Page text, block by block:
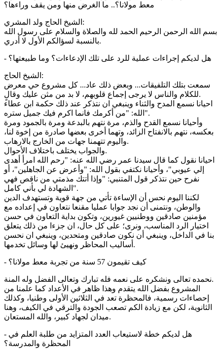
معط مولانا؟.. ما الغرض منها ومن يقف وراءها؟
الشيخ الحاج ولد المشري:
بسم الله الرحمن الرحيم الحمد لله والصلاة والسلام على رسول الله
بالنسبة لسؤالكم الأول لا أدري.
- هل لديكم إجراءات عملية للرد على تلك الإدعاءات؟ وما طبيعتها؟
الشيخ الحاج:
سمعت بتلك التلفيقات... وبعض ذلك عاد... كل مشروع حي معرض
للكلام والناس لا يرجى إجماع قلوبهم، لا بد من مثن عليك وقالٍ.
احيانا نسمع المدح والثناء وينبغي ان نتذكر عند ذلك حكمة ابن عطاء
الله: "من أكرمك فانما اكرم فيك جميل ستره".
وأحيانا نسمع القدح والذم، مرة نتهم بالبدعة ومرة بالجمود ومرة
بعكسه، نتهم بالانفتاح الزائد، وتهما أخرى بعضها صادرة من إخوة لنا،
واليوم تتهمنا جهات من الخارج بالارهاب.
والجواب يختلف باختلاف الأحوال.
احيانا نقول كما قال سيدنا عمر رضي الله عنه: "رحم الله امرأ أهدى
إلي عيوبي"، وأحيانا نكتفي بقول الله: "وأعرض عن الجاهلين"، أو
نفرح حين نتذكر قول المتنبي: "وإذا أتتك مذمتي من ناقص فهي
الشهادة لي بأني كامل".
لكننا اليوم نحس أن الإساءة تأتي من جهة قوية وتستهدف الدين
والوطن، ونتمنى أن نجد جوابا عمليا مقنعا نتعاون في إعداده مع
مؤمنين صادقين ووطنيين غيورين، وتكون بداية التعاون في حسن
اختيار الرد المناسب، ونرى؛ على كل حال، ان جزءا من ذلك يتعلق
بنا في الداخل، وينبغي أن نكون صادقين ومتحدين، وينبغي ان نحسن
أساليب المحاظر ونهيئ لها وسائل تخدمها.
- كيف تقيمون 57 سنة من تجربة معط مولانا؟
نحمده تعالى ونشكره على نعمه فله تبارك وتعالى الفضل وله المنة.
المشروع بفضل الله يتقدم وهذا ظاهر في الأعداد كما علمنا من
إحصاءات رسمية، فالمحظرة تعد في الثلاثين الأولى وطنيا، وكذلك
الثانوية، لكن مع زيادة الكم تصعب الجودة والترقي في الكيف، وهنا
ميدان لجهاد كبير، والله المستعان.
- هل لديكم خطة لاستيعاب العدد المتزايد من طلبة العلم في
المحظرة والمدرسة؟